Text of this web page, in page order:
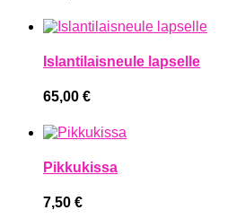
Islantilaisneule lapselle
65,00 €
Pikkukissa
7,50 €